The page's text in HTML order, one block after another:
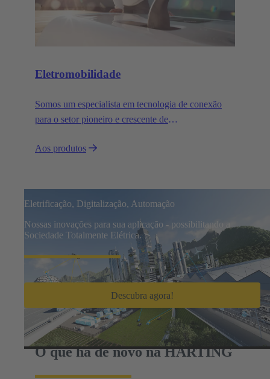
Eletromobilidade
Somos um especialista em tecnologia de conexão
para o setor pioneiro e crescente de
Aos produtos
Eletrificação, Digitalização, Automação
Nossas inovações para sua aplicação - possibilitando a
Sociedade Totalmente Elétrica.
Descubra agora!
O que há de novo na HARTING